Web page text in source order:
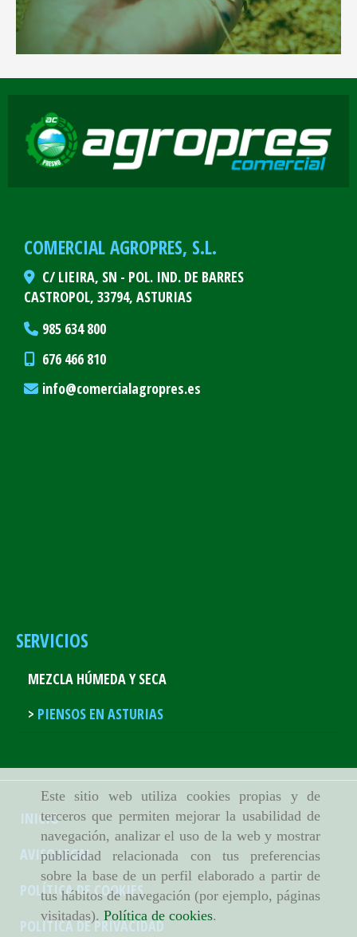
Este sitio web utiliza cookies propias y de
terceros que permiten mejorar la usabilidad de
navegación, analizar el uso de la web y mostrar
publicidad relacionada con tus preferencias
sobre la base de un perfil elaborado a partir de
tus hábitos de navegación (por ejemplo, páginas
visitadas). Política de cookies.
COMERCIAL AGROPRES, S.L.
C/ LIEIRA, SN - POL. IND. DE BARRES
CASTROPOL, 33794, ASTURIAS
985 634 800
676 466 810
info
comercialagropres.es
SERVICIOS
MEZCLA HÚMEDA Y SECA
PIENSOS EN ASTURIAS
INICIO
AVISO LEGAL
POLÍTICA DE COOKIES
POLÍTICA DE PRIVACIDAD